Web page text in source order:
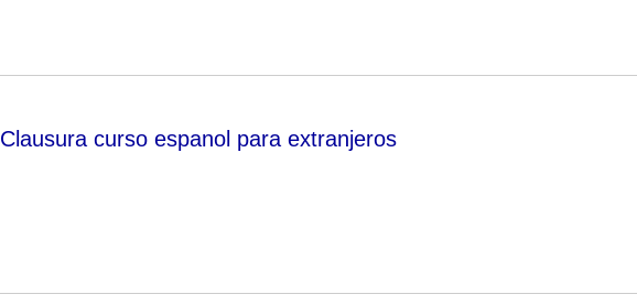
Clausura curso espanol para extranjeros